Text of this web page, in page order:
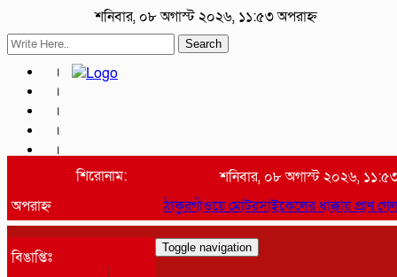
শনিবার, ০৮ অগাস্ট ২০২৬, ১১:৫৩ অপরাহ্ন
Search
শিরোনাম:
ঠাকুরগাঁওয়ে মোটরসাইকেলের ধাক্কায়
বিঙাপ্তিঃ
শনিবার, ০৮ অগাস্ট ২০২৬,
অপরাহ্ন
Toggle navigation